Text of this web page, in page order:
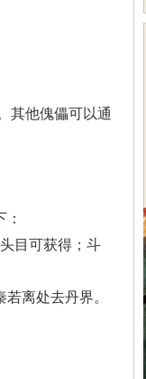
其他傀儡可以通
：
目可获得；斗
若离处去丹界。